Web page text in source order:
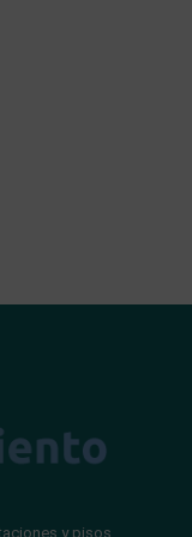
y pisos